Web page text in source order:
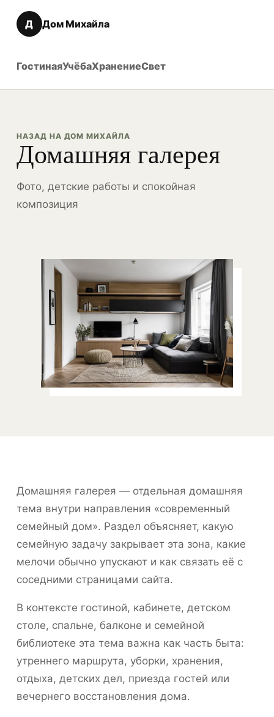
Д Дом Михайла
ГостинаяУчёбаХранениеСвет
НАЗАД НА ДОМ МИХАЙЛА
Домашняя галерея
Фото, детские работы и спокойная
композиция
Домашняя галерея — отдельная домашняя
тема внутри направления «современный
семейный дом». Раздел объясняет, какую
семейную задачу закрывает эта зона, какие
мелочи обычно упускают и как связать её с
соседними страницами сайта.
В контексте гостиной, кабинете, детском
столе, спальне, балконе и семейной
библиотеке эта тема важна как часть быта:
утреннего маршрута, уборки, хранения,
отдыха, детских дел, приезда гостей или
вечернего восстановления дома.